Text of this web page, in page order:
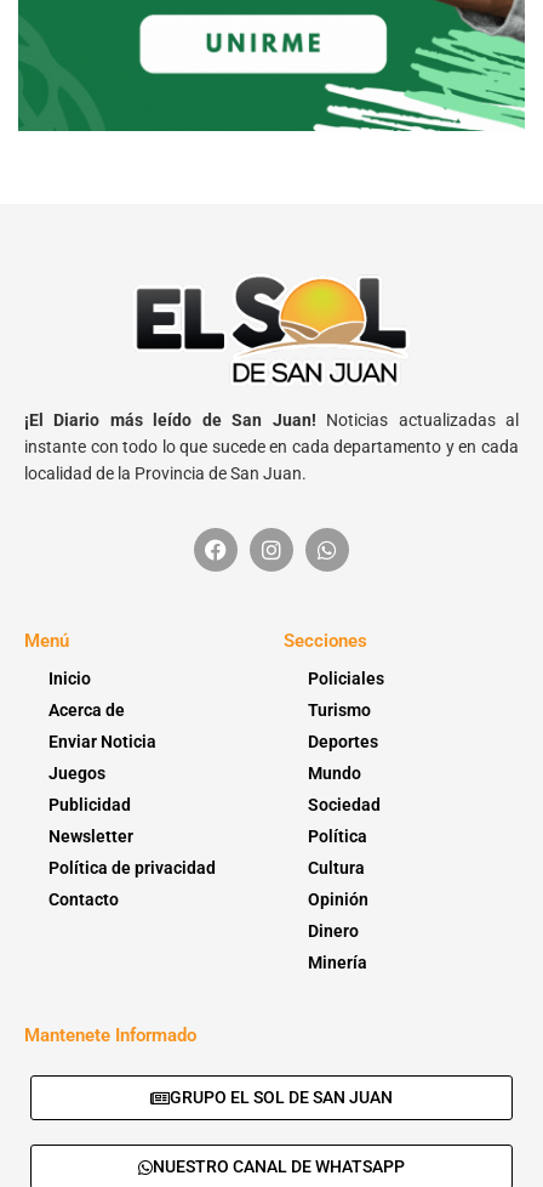
¡El Diario más leído de San Juan! Noticias actualizadas al
instante con todo lo que sucede en cada departamento y en cada
localidad de la Provincia de San Juan.
Menú
Inicio
Acerca de
Enviar Noticia
Juegos
Publicidad
Newsletter
Política de privacidad
Contacto
Secciones
Policiales
Turismo
Deportes
Mundo
Sociedad
Política
Cultura
Opinión
Dinero
Minería
Mantenete Informado
GRUPO EL SOL DE SAN JUAN
NUESTRO CANAL DE WHATSAPP